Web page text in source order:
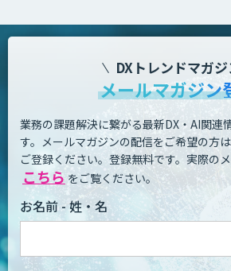
DXトレンドマガジ
メールマガジン
業務の課題解決に繋がる最新DX・AI関連
す。 メールマガジンの配信をご希望の方
ご登録ください。登録無料です。 実際の
こちら をご覧ください。
お名前 - 姓・名